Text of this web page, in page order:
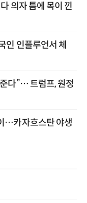
의자 틈에 목이 낀
인 인플루언서 체
다”… 트럼프, 원정
…카자흐스탄 야생